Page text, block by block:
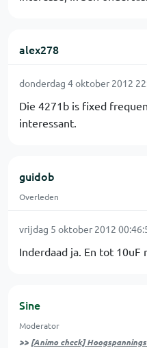
alex278
donderdag 4 oktober 2012
Die 4271b is fixed
interessant.
guidob
Overleden
vrijdag 5 oktober 2012
Inderdaad ja. En tot 10uF
Sine
Moderator
>> [Animo check]